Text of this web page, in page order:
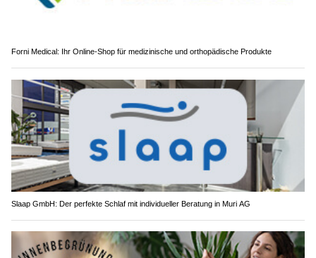
Forni Medical: Ihr Online-Shop für medizinische und orthopädische Produkte
Slaap GmbH: Der perfekte Schlaf mit individueller Beratung in Muri AG